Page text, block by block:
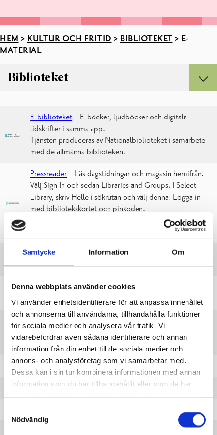
Samtycke Information Om
Denna webbplats använder cookies
Vi använder enhetsidentifierare för att anpassa innehållet
och annonserna till användarna, tillhandahålla funktioner
för sociala medier och analysera vår trafik. Vi
vidarebefordrar även sådana identifierare och annan
information från din enhet till de sociala medier och
annons- och analysföretag som vi samarbetar med.
Dessa kan i sin tur kombinera informationen med annan
information som du har tillhandahållit eller som de har
Nödvändig
HEM > KULTUR OCH FRITID > BIBLIOTEKET > E-
MATERIAL
Biblioteket
Barn och ungdomar
Barn
Föräldrar
Service till skolor och daghem
Bibliotekens kontaktuppgifter och öppethållningstider
Bibliotekens personal
Datorer, utskrifter, kopior
Digitaliseringsrum
E-material
Evenemang och utställningar
Kund i biblioteket
Mötes- och studierum
Samlingarna
E-biblioteket– E-böcker, ljudböcker och digitala
tidskrifter i samma app.
Tjänsten produceras av Nationalbiblioteket i samarbete
med de allmänna biblioteken.
Pressreader – Läs dagstidningar och magasin hemifrån.
Välj Sign In och sedan Libraries and Groups. I Select
Library, skriv Helle i sökrutan och välj denna. Logga in
med bibliotekskortet och pinkoden.
YouTube-instruktionsvideo (på engelska) som visar hur
E-press– Inhemska dagstidningar, kan endast läsas på
bibliotekens datorer.
Flerspråkiga biblioteket– länkar till flerspråkigt material
(sidans språk: finska)
Viddla
– Filmstreaming. Logga in med ditt
bibliotekskortsnummer och pinkod. Du kan låna 4 filmer
per månad.
Naxos Music Library– Klassisk musik
Naxos Music Library Jazz – Jazzmusik
– Musik från hela världen